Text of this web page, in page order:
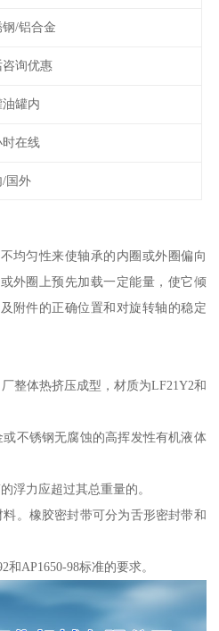
/铝合金
咨询优惠
罐内
时在线
/国外
均匀性来使轴承的内圈或外圈偏向
外圈上预先加载一定能量，使它倾
附件的正确位置和对旋转轴的稳定
整体热挤压成型，材质为LF21Y2和
不锈钢无腐蚀的高挥发性有机液体
浮力应超过其总重量的。
。橡胶密封带可分为舌形密封带和
AP1650-98标准的要求。